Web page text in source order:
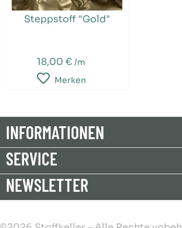
Steppstoff "Gold"
18,00 € /m
Merken
INFORMATIONEN
SERVICE
NEWSLETTER